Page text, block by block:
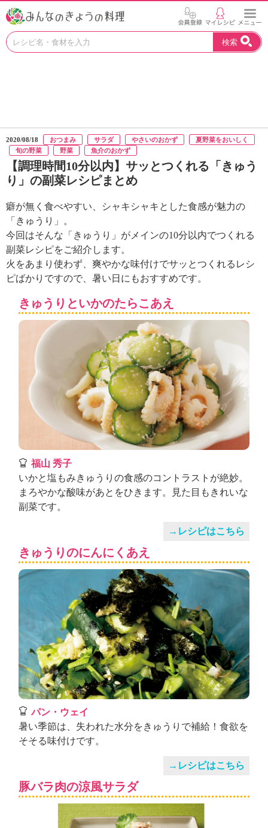
お
つ
け
よ
う
N
K
ュ
ケ
シ
ョ
ナ
ル
「
み
ん
な
の
き
ょ
う
料
理
」
検索
2020/08/18 おつまみ サラダ やさいのおかず
夏野菜をおいしく
旬の野菜
野菜 魚介のおかず
【調理時間10分以内】サッとつくれる「きゅう
り」の副菜レシピまとめ
癖が無く食べやすい、シャキシャキとした食感が魅力の
「きゅうり」。
今回はそんな「きゅうり」がメインの10分以内でつくれる
副菜レシピをご紹介します。
火をあまり使わず、爽やかな味付けでサッとつくれるレシ
ピばかりですので、暑い日にもおすすめです。
きゅうりといかのたらこあえ
福山 秀子
いかと塩もみきゅうりの食感のコントラストが絶妙。
まろやかな酸味があとをひきます。見た目もきれいな
副菜です。
→レシピはこちら
きゅうりのにんにくあえ
パン・ウェイ
暑い季節は、失われた水分をきゅうりで補給！食欲を
そそる味付けです。
→レシピはこちら
豚バラ肉の涼風サラダ